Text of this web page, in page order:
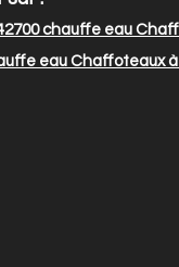
chauffe eau
eau Chaffoteaux à